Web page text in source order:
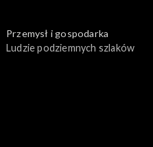
Przemysł i gospodarka
Ludzie podziemnych szlaków